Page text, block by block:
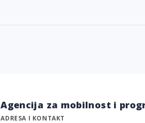
Agencija za mobilnost i
ADRESA I KONTAKT